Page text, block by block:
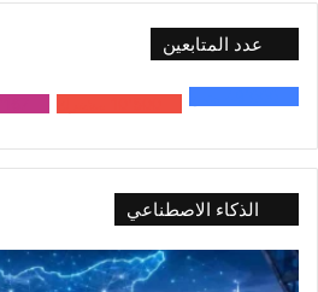
عدد المتابعين
الذكاء الاصطناعي